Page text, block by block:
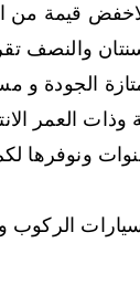
قيمة من
والنصف
الجودة و
العمر
ونوفرها
الركوب و